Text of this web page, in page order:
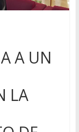
A UN
LA